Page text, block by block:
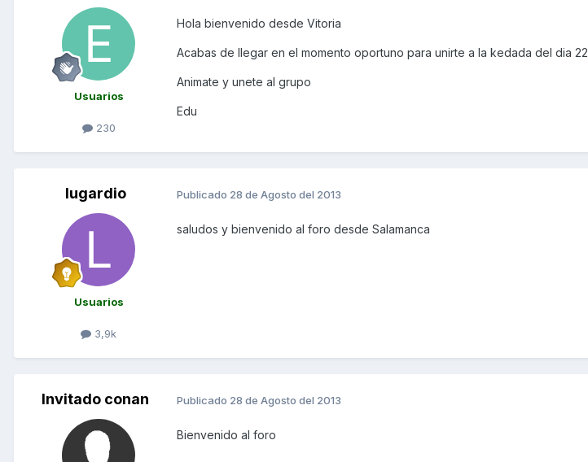
Usuarios
230
Hola bienvenido desde Vitoria
Acabas de llegar en el momento oportuno para unirte a la kedada del dia 22
Animate y unete al grupo
Edu
lugardio
Usuarios
3,9k
Publicado 28 de Agosto del 2013
saludos y bienvenido al foro desde Salamanca
Invitado conan Publicado 28 de Agosto del 2013
Bienvenido al foro